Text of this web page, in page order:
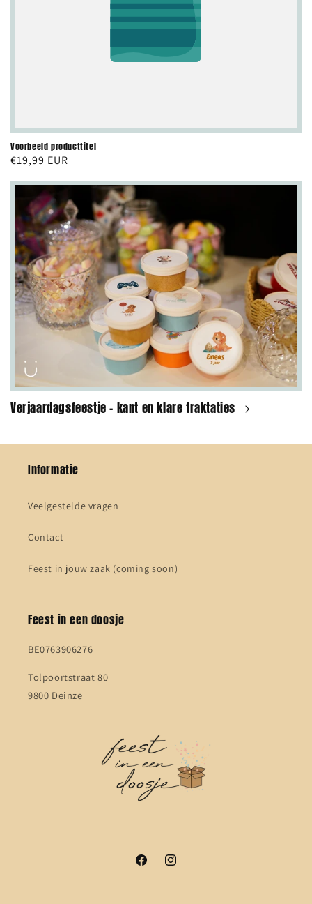
Voorbeeld producttitel
Normale
€19,99 EUR
Verjaardagsfeestje - kant en klare traktaties
Informatie
Veelgestelde vragen
Contact
Feest in jouw zaak (coming soon)
Feest in een doosje
BE0763906276
Tolpoortstraat 80
9800 Deinze
FacebookInstagram